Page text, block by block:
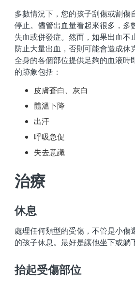
多數情況下，您的孩子刮傷或割傷
停止。儘管出血量看起來很多，多
失血或併發症。然而，如果出血不
防止大量出血，否則可能會造成休
全身的各個部位提供足夠的血液時
的跡象包括：
皮膚蒼白、灰白
體溫下降
出汗
呼吸急促
失去意識
治療
休息
處理任何類型的受傷，不管是小傷
的孩子休息。最好是讓他坐下或躺
抬起受傷部位